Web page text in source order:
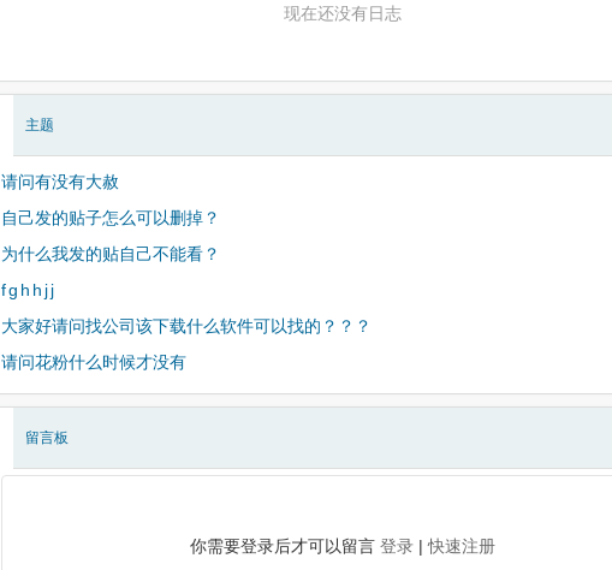
现在还没有日志
主题
请问有没有大赦
自己发的贴子怎么可以删掉？
为什么我发的贴自己不能看？
f g h h j j
大家好请问找公司该下载什么软件可以找的？？？
请问花粉什么时候才没有
留言板
你需要登录后才可以留言 登录 |快速注册